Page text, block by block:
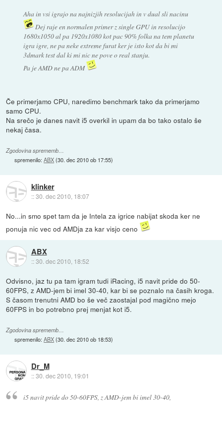
Aha in vsi igrajo na najnizjih resolucijah in v dual sli nacinu
Dej raje en normalen primer z single GPU in resolucijo
1680x1050 al pa 1920x1080 kot pac 90% folka na tem planetu
igra igre, ne pa neke extreme furat ker je isto kot da bi mi
3dmark test dal ki mi nic ne pove o real stanju.
Pa je AMD ne pa ADM
Če primerjamo CPU, naredimo benchmark tako da primerjamo
samo CPU.
Na srečo je danes navit i5 overkil in upam da bo tako ostalo še
nekaj časa.
Zgodovina sprememb…
spremenilo:ABX(30. dec 2010 ob 17:55)
klinker
::30. dec 2010, 18:07
No...in smo spet tam da je Intela za igrice nabijat skoda ker ne
ponuja nic vec od AMDja za kar visjo ceno
ABX
::30. dec 2010, 18:52
Odvisno, jaz tu pa tam igram tudi iRacing, i5 navit pride do 50-
60FPS, z AMD-jem bi imel 30-40, kar bi se poznalo na časih kroga.
S časom trenutni AMD bo še več zaostajal pod magično mejo
60FPS in bo potrebno prej menjat kot i5.
Zgodovina sprememb…
spremenilo:ABX(30. dec 2010 ob 18:53)
Dr_M
::30. dec 2010, 19:01
i5 navit pride do 50-60FPS, z AMD-jem bi imel 30-40,